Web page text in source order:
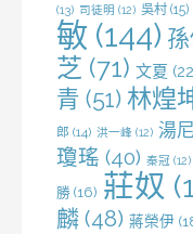
(13) 司徒明 (12) 吳村 (15)
敏 (144)
芝 (71) 文夏
青 (51) 林煌
郎 (14) 洪一峰 (12) 湯尼
瓊瑤 (40) 秦冠 (12)
勝 (16) 莊奴
麟 (48) 蔣榮伊